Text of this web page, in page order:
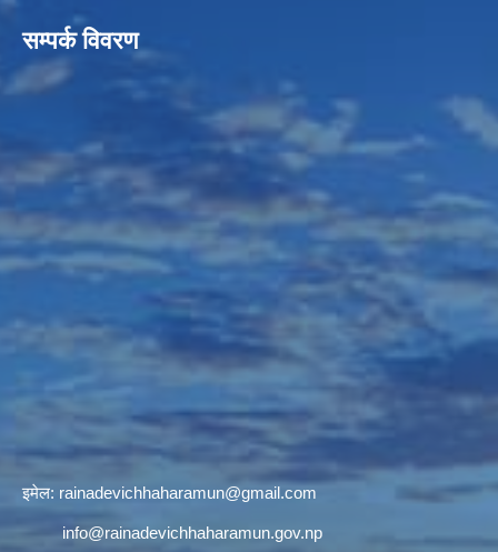
सम्पर्क विवरण
इमेल: rainadevichhaharamun@gmail.com
info@rainadevichhaharamun.gov.np